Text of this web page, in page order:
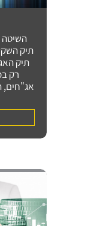
השיטה
תיק
תיק
אג"חים,